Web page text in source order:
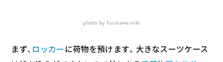
photo by furukawa miki
まず、 ロッカー に荷物を預けます。大きなスーツケース